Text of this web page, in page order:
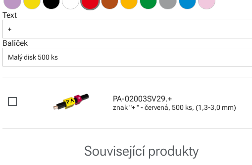
Text
+
Balíček
Malý disk 500 ks
PA-02003SV29.+
znak "+ " - červená, 500 ks, (1,3-3,0 mm)
Související produkty